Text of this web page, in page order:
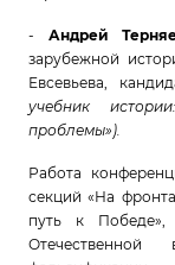
- Андрей
зарубежной
Евсевьева,
учебник
проблемы»).
Работа
секций «На
путь к
Отечественной